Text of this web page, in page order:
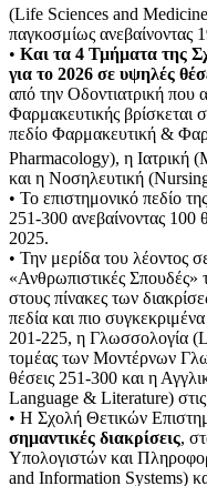
(Life Sciences and
παγκοσμίως ανεβαίνοντας
• Και τα 4 Τμήματα της
για το 2026 σε υψηλές
από την Οδοντιατρική
Φαρμακευτικής βρίσκεται
πεδίο Φαρμακευτική &
Pharmacology), η Ιατρική
και η Νοσηλευτική
• To επιστημονικό πεδίο
251-300 ανεβαίνοντας 100
2025.
• Την μερίδα του λέοντος
«Ανθρωπιστικές Σπουδές»
στους πίνακες των
πεδία και πιο
201-225, η Γλωσσολογία
τομέας των Μοντέρνων
θέσεις 251-300 και η
Language & Literature)
• Η Σχολή Θετικών
σημαντικές διακρίσεις,
Υπολογιστών και
and Information Systems)